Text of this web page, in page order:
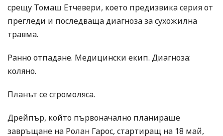
срещу Томаш Етчевери, което предизвика серия от
прегледи и последваща диагноза за сухожилна
травма.
Ранно отпадане. Медицински екип. Диагноза:
коляно.
Планът се сгромоляса.
Дрейпър, който първоначално планираше
завръщане на Ролан Гарос, стартиращ на 18 май,